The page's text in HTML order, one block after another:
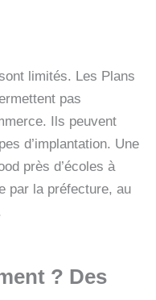
limités. Les Plans
pas
Ils peuvent
d’implantation. Une
près d’écoles à
par la préfecture, au
? Des